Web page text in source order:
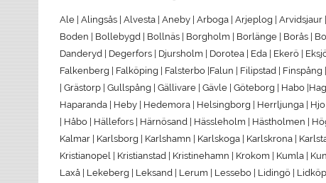
Ale | Alingsås | Alvesta | Aneby | Arboga | Arjeplog |
Boden | Bollebygd | Bollnäs | Borgholm | Borlänge | Borås |
Danderyd | Degerfors | Djursholm | Dorotea | Eda | Ekerö |
Falkenberg | Falköping | Falsterbo |Falun | Filipstad |
| Grästorp | Gullspång | Gällivare | Gävle | Göteborg | Habo
Haparanda | Heby | Hedemora | Helsingborg | Herrljunga |
| Håbo | Hällefors | Härnösand | Hässleholm | Hästholmen |
Kalmar | Karlsborg | Karlshamn | Karlskoga | Karlskrona |
Kristianopel | Kristianstad | Kristinehamn | Krokom | Kumla |
Laxå | Lekeberg | Leksand | Lerum | Lessebo | Lidingö |